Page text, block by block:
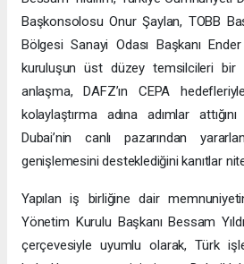
Başkonsolosu Onur Şaylan, TOBB
Bölgesi Sanayi Odası Başkanı
kuruluşun üst düzey temsilcileri bir
anlaşma, DAFZ’ın CEPA
kolaylaştırma adına adımlar
Dubai’nin canlı pazarından
genişlemesini desteklediğini kanıtlar
Yapılan iş birliğine dair
Yönetim Kurulu Başkanı Bessam
çerçevesiyle uyumlu olarak, Türk